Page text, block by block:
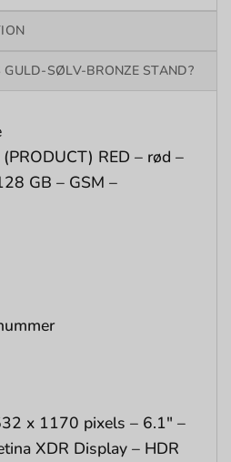
GULD-SØLV-BRONZE STAND?
RED – rød –
GB – GSM –
x 1170 pixels – 6.1″ –
XDR Display – HDR